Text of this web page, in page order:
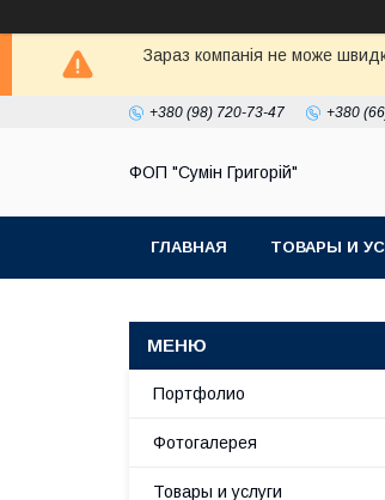
Зараз компанія не може
+380 (98) 720-73-47 +380
ФОП "Сумін Григорій"
ГЛАВНАЯ ТОВАРЫ И
Портфолио
Фотогалерея
Товары и услуги